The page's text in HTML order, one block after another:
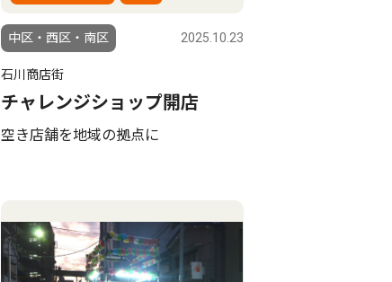
中区・西区・南区 2025.10.23
石川商店街
チャレンジショップ開店
空き店舗を地域の拠点に